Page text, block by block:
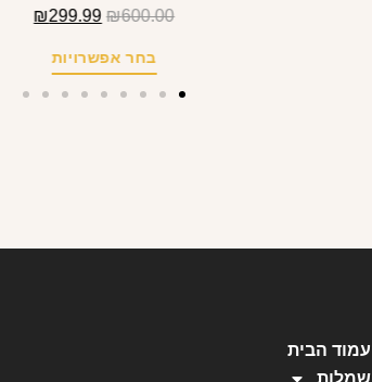
₪600.00
₪299.99
בחר אפשרויות
עמוד הבית
שמלות